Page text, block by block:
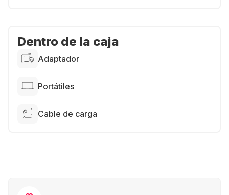
Dentro de la caja
Adaptador
Portátiles
Cable de carga